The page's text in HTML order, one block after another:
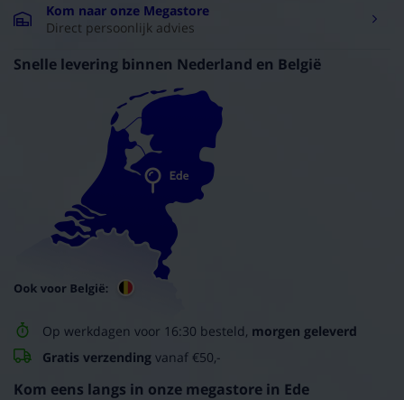
Kom naar onze Megastore
Direct persoonlijk advies
Snelle levering binnen Nederland en België
Op werkdagen voor 16:30 besteld, morgen geleverd
Gratis verzending vanaf €50,-
Kom eens langs in onze megastore in Ede